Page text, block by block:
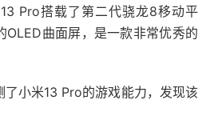
Pro搭载了第二代骁龙8移动平
OLED曲面屏，是一款非常优秀的
小米13 Pro的游戏能力，发现该